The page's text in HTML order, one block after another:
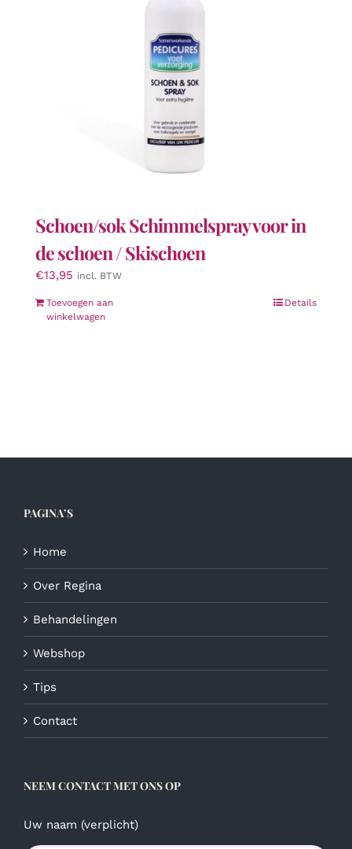
Schoen/sok Schimmelspray voor in
de schoen / Skischoen
€13,95 incl. BTW
Toevoegen aan
winkelwagen
Details
PAGINA’S
Home
Over Regina
Behandelingen
Webshop
Tips
Contact
NEEM CONTACT MET ONS OP
Uw naam (verplicht)